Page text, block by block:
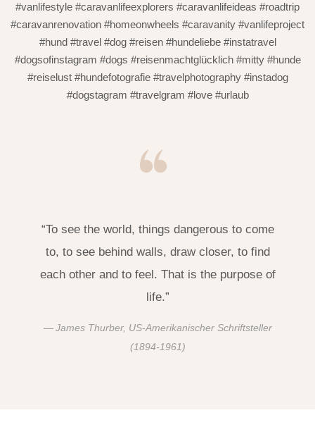
#vanlifestyle #caravanlifeexplorers #caravanlifeideas #roadtrip
#caravanrenovation #homeonwheels #caravanity #vanlifeproject
#hund #travel #dog #reisen #hundeliebe #instatravel
#dogsofinstagram #dogs #reisenmachtglücklich #mitty #hunde
#reiselust #hundefotografie #travelphotography #instadog
#dogstagram #travelgram #love #urlaub
“To see the world, things dangerous to come
to, to see behind walls, draw closer, to find
each other and to feel. That is the purpose of
life.”
James Thurber, US-Amerikanischer Schriftsteller
(1894-1961)